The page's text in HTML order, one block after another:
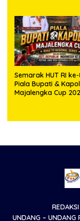
Semarak HUT RI ke-
Piala Bupati &
Majalengka Cup
REDAKSI
UNDANG – UNDANG